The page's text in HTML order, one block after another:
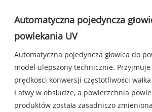
Automatyczna pojedyncza
powlekania UV
Automatyczna pojedyncza głowica do
model ulepszony technicznie.
prędkości konwersji częstotliwości
Łatwy w obsłudze, a powierzchnia
produktów została zasadniczo